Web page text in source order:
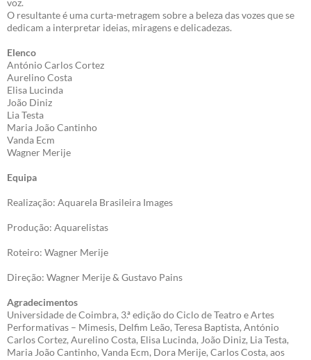
voz.
O resultante é uma curta-metragem sobre a beleza das vozes que se
dedicam a interpretar ideias, miragens e delicadezas.
Elenco
António Carlos Cortez
Aurelino Costa
Elisa Lucinda
João Diniz
Lia Testa
Maria João Cantinho
Vanda Ecm
Wagner Merije
Equipa
Realização: Aquarela Brasileira Images
Produção: Aquarelistas
Roteiro: Wagner Merije
Direção: Wagner Merije & Gustavo Pains
Agradecimentos
Universidade de Coimbra, 3.ª edição do Ciclo de Teatro e Artes
Performativas – Mimesis, Delfim Leão, Teresa Baptista, António
Carlos Cortez, Aurelino Costa, Elisa Lucinda, João Diniz, Lia Testa,
Maria João Cantinho, Vanda Ecm, Dora Merije, Carlos Costa, aos